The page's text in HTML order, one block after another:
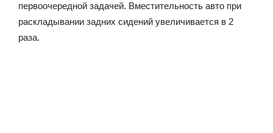
первоочередной задачей. Вместительность авто при
раскладывании задних сидений увеличивается в 2
раза.